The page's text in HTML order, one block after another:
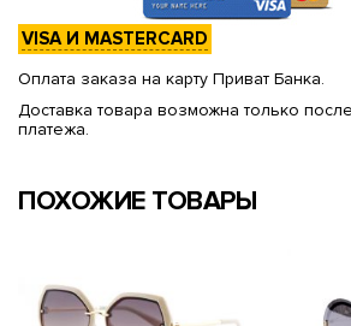
VISA И MASTERCARD
Оплата заказа на карту Приват Банка.
Доставка товара возможна только
платежа.
ПОХОЖИЕ ТОВАРЫ